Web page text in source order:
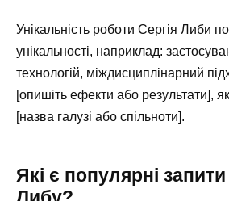
Унікальність роботи Сергія Либи
унікальності, наприклад:
технологій, міждисциплінарний
[опишіть ефекти або результати],
[назва галузі або спільноти].
Які є популярні